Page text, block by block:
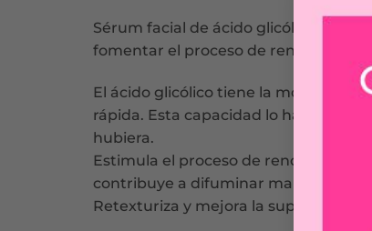
Sérum facial de ácido glicólico al
fomentar el proceso de renovación
El ácido glicólico tiene la molécula
rápida. Esta capacidad lo hace más
hubiera.
Estimula el proceso de renovación
contribuye a difuminar manchas.
Retexturiza y mejora la superficie de